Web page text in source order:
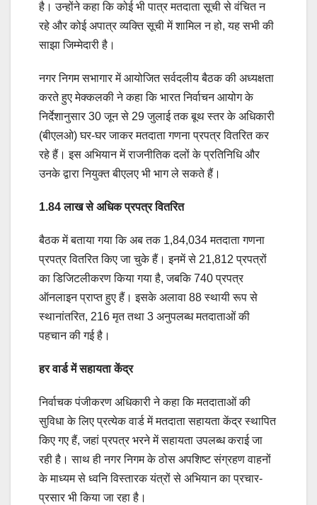
है। उन्होंने कहा कि कोई भी पात्र मतदाता सूची से वंचित न
रहे और कोई अपात्र व्यक्ति सूची में शामिल न हो, यह सभी की
साझा जिम्मेदारी है।
नगर निगम सभागार में आयोजित सर्वदलीय बैठक की अध्यक्षता
करते हुए मेक्कलकी ने कहा कि भारत निर्वाचन आयोग के
निर्देशानुसार 30 जून से 29 जुलाई तक बूथ स्तर के अधिकारी
(बीएलओ) घर-घर जाकर मतदाता गणना प्रपत्र वितरित कर
रहे हैं। इस अभियान में राजनीतिक दलों के प्रतिनिधि और
उनके द्वारा नियुक्त बीएलए भी भाग ले सकते हैं।
1.84 लाख से अधिक प्रपत्र वितरित
बैठक में बताया गया कि अब तक 1,84,034 मतदाता गणना
प्रपत्र वितरित किए जा चुके हैं। इनमें से 21,812 प्रपत्रों
का डिजिटलीकरण किया गया है, जबकि 740 प्रपत्र
ऑनलाइन प्राप्त हुए हैं। इसके अलावा 88 स्थायी रूप से
स्थानांतरित, 216 मृत तथा 3 अनुपलब्ध मतदाताओं की
पहचान की गई है।
हर वार्ड में सहायता केंद्र
निर्वाचक पंजीकरण अधिकारी ने कहा कि मतदाताओं की
सुविधा के लिए प्रत्येक वार्ड में मतदाता सहायता केंद्र स्थापित
किए गए हैं, जहां प्रपत्र भरने में सहायता उपलब्ध कराई जा
रही है। साथ ही नगर निगम के ठोस अपशिष्ट संग्रहण वाहनों
के माध्यम से ध्वनि विस्तारक यंत्रों से अभियान का प्रचार-
प्रसार भी किया जा रहा है।